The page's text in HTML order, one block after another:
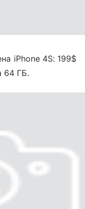
iPhone 4S: 199$
64 ГБ.